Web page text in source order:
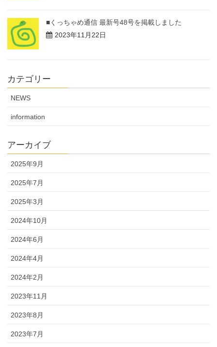
■くっちゃめ通信 最新号48号を掲載しました
2023年11月22日
カテゴリー
NEWS
information
アーカイブ
2025年9月
2025年7月
2025年3月
2024年10月
2024年6月
2024年4月
2024年2月
2023年11月
2023年8月
2023年7月